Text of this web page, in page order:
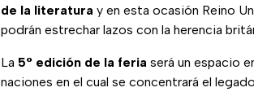
de la literatura y en esta ocasión Reino
podrán estrechar lazos con la herencia
La 5° edición de la feria será un espacio
naciones en el cual se concentrará el